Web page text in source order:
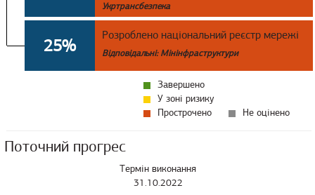
Укртрансбезпека
25% Розроблено національний реєстр мережі
Відповідальні: Мінінфраструктури
Завершено
У зоні ризику
Прострочено
Не оцінено
Поточний прогрес
Термін виконання
31.10.2022